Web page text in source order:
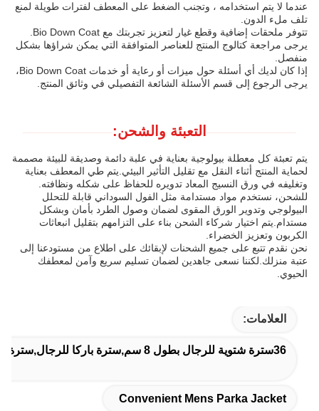
عندما لا يتم استخدامه ، وتجنب الضغط على المعطف لفترات طويلة لمنع
تلف ملء الدون.
يرجى مراجعة كتالوج المنتج للعناصر المتوافقة التي يمكن شراؤها بشكل
منفصل.
إذا كان لديك أي أسئلة حول ميزات أو رعاية أو خدمات Bio Down Coat،
يرجى الرجوع إلى قسم الأسئلة الشائعة التفصيلي في وثائق المنتج.
التعبئة والشحن:
يتم تعبئة كل معطلة بيولوجية بعناية في علبة دائمة وصديقة للبيئة مصممة
لحماية المنتج أثناء النقل مع تقليل التأثير البيئي.يتم طي المعطف بعناية
وتغليفه في ورق النسيج المعاد تدويره للحفاظ على شكله ونظافته.
للشحن، نستخدم مواد مستدامة مثل الفول السوداني قابلة للتحلل
البيولوجي وتدوير الورق المقوى لضمان وصول الطرد بأمان وبشكل
مستدام.يتم اختيار شركاء الشحن بناء على التزامهم بتقليل انبعاثات
الكربون وتعزيز الخضراء.
نحن نقدم تتبع على جميع الشحنات لإبقائك على اطلاع من مستودعنا إلى
عتبة منزلك.لكننا نسعى جاهدين لضمان تسليم سريع وآمن لمعطفك
الحيوي.
العلامات:
36سترة شتوية للرجال بطول 8 سم,سترة باركا للرجال,سترة دافئة
Convenient Mens Parka Jacket